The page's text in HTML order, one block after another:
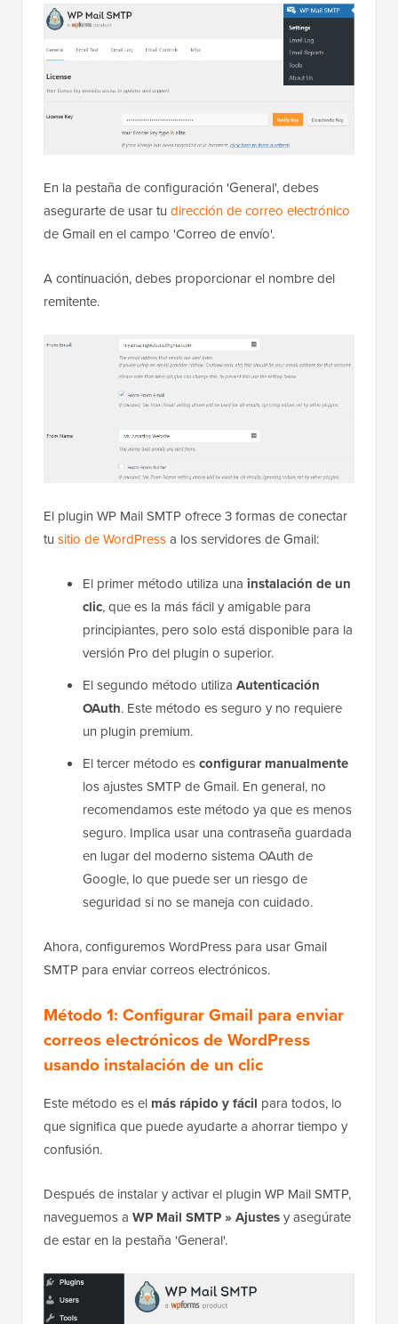
En la pestaña de configuración 'General', debes
asegurarte de usar tu dirección de correo electrónico
de Gmail en el campo 'Correo de envío'.
A continuación, debes proporcionar el nombre del
remitente.
El plugin WP Mail SMTP ofrece 3 formas de conectar
tu sitio de WordPressa los servidores de Gmail:
El primer método utiliza una instalación de un
clic, que es la más fácil y amigable para
principiantes, pero solo está disponible para la
versión Pro del plugin o superior.
El segundo método utiliza Autenticación
OAuth. Este método es seguro y no requiere
un plugin premium.
El tercer método esconfigurar manualmente
los ajustes SMTP de Gmail. En general, no
recomendamos este método ya que es menos
seguro. Implica usar una contraseña guardada
en lugar del moderno sistema OAuth de
Google, lo que puede ser un riesgo de
seguridad si no se maneja con cuidado.
Ahora, configuremos WordPress para usar Gmail
SMTP para enviar correos electrónicos.
Método 1: Configurar Gmail para enviar
correos electrónicos de WordPress
usando instalación de un clic
Este método es el más rápido y fácil para todos, lo
que significa que puede ayudarte a ahorrar tiempo y
confusión.
Después de instalar y activar el plugin WP Mail SMTP,
naveguemos a WP Mail SMTP » Ajustesy asegúrate
de estar en la pestaña 'General'.